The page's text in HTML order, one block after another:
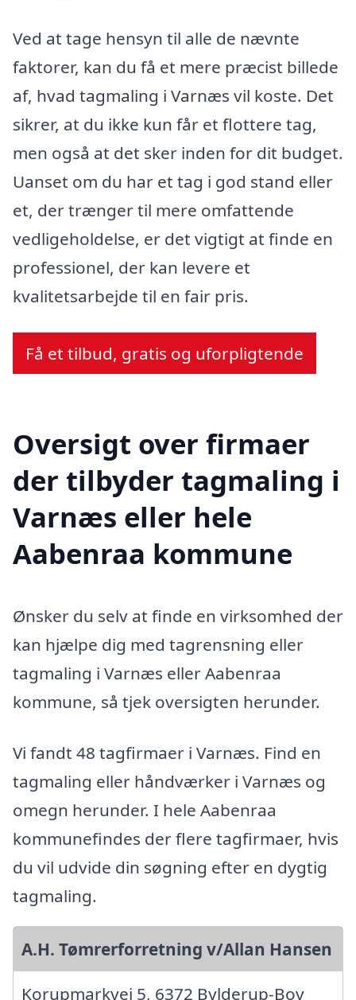
Ved at tage hensyn til alle de nævnte
faktorer, kan du få et mere præcist billede
af, hvad tagmaling i Varnæs vil koste. Det
sikrer, at du ikke kun får et flottere tag,
men også at det sker inden for dit budget.
Uanset om du har et tag i god stand eller
et, der trænger til mere omfattende
vedligeholdelse, er det vigtigt at finde en
professionel, der kan levere et
kvalitetsarbejde til en fair pris.
Få et tilbud, gratis og uforpligtende
Oversigt over firmaer
der tilbyder tagmaling i
Varnæs eller hele
Aabenraa kommune
Ønsker du selv at finde en virksomhed der
kan hjælpe dig med tagrensning eller
tagmaling i Varnæs eller Aabenraa
kommune, så tjek oversigten herunder.
Vi fandt 48 tagfirmaer i Varnæs. Find en
tagmaling eller håndværker i Varnæs og
omegn herunder. I hele Aabenraa
kommunefindes der flere tagfirmaer, hvis
du vil udvide din søgning efter en dygtig
tagmaling.
A.H. Tømrerforretning v/Allan Hansen
Korupmarkvej 5, 6372 Bylderup-Bov